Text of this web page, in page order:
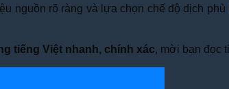
nguồn rõ ràng và lựa chọn chế độ dịch
tiếng Việt nhanh, chính xác, mời bạn đọc